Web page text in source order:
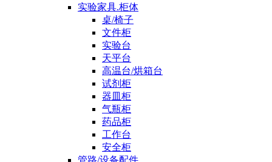
实验家具.柜体
桌/椅子
文件柜
实验台
天平台
高温台/烘箱台
试剂柜
器皿柜
气瓶柜
药品柜
工作台
安全柜
管路/设备配件